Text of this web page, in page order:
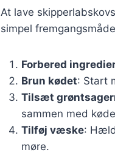
At lave
simpel
Forbered
Brun kødet: Start
Tilsæt
sammen med
Tilføj væske:
møre.